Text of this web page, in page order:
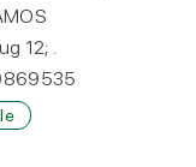
12; .